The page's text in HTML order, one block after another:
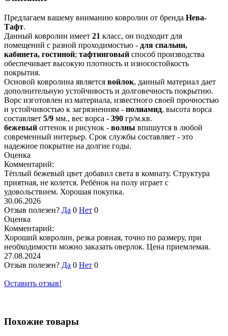
Предлагаем вашему вниманию ковролин от бренда Нева-
Тафт.
Данный ковролин имеет 21 класс, он подходит для
помещений с разной проходимостью - для спальни,
кабинета, гостиной; тафтинговый способ производства
обеспечивает высокую плотность и износостойкость
покрытия.
Основой ковролина является войлок, данный материал дает
дополнительную устойчивость и долговечность покрытию.
Ворс изготовлен из материала, известного своей прочностью
и устойчивостью к загрязнениям - полиамид, высота ворса
составляет 5/9 мм., вес ворса - 390 гр/м.кв.
бежевый оттенок и рисунок - волны впишутся в любой
современный интерьер. Срок службы составляет - это
надежное покрытие на долгие годы.
Оценка
Комментарий:
Тёплый бежевый цвет добавил света в комнату. Структура
приятная, не колется. Ребёнок на полу играет с
удовольствием. Хорошая покупка.
30.06.2026
Отзыв полезен? Да 0 Нет 0
Оценка
Комментарий:
Хороший ковролин, резка ровная, точно по размеру, при
необходимости можно заказать оверлок. Цена приемлемая.
27.08.2024
Отзыв полезен? Да 0 Нет 0
Оставить отзыв!
Похожие товары